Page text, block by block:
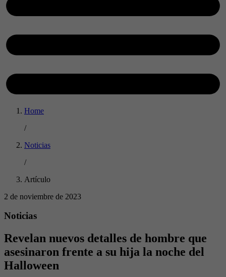
Home
/
Noticias
/
Artículo
2 de noviembre de 2023
Noticias
Revelan nuevos detalles de hombre que
asesinaron frente a su hija la noche del
Halloween